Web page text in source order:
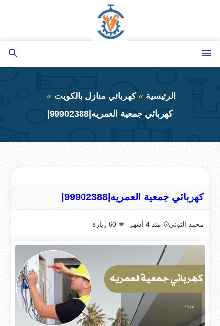
المحتوى
الرئيسية
كهربائي منازل بالكويت
كهربائي جمعية العمريه|99902388|
كهربائي جمعية العمريه|99902388|
محمد التوني منذ 4 أشهر 60 زيارة